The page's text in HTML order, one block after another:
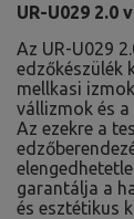
UR-U029 2.0
Az UR-U029
edzőkészülék
mellkasi
vállizmok és
Az ezekre a
garantálja a
és esztétikus